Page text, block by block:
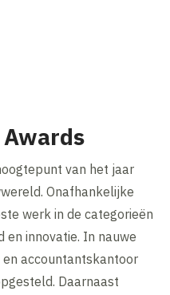
van het jaar
Onafhankelijke
werk in de categorieën
en innovatie. In nauwe
accountantskantoor
Daarnaast